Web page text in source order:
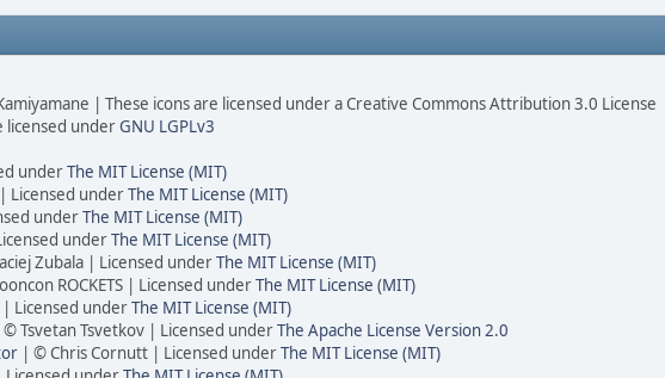
| These icons are licensed under a Creative Commons Attribution 3.0 License
licensed underGNU LGPLv3
underThe MIT License (MIT)
Licensed underThe MIT License (MIT)
underThe MIT License (MIT)
underThe MIT License (MIT)
Zubala | Licensed underThe MIT License (MIT)
ROCKETS | Licensed underThe MIT License (MIT)
Licensed underThe MIT License (MIT)
© Tsvetan Tsvetkov | Licensed underThe Apache License Version 2.0
| © Chris Cornutt | Licensed underThe MIT License (MIT)